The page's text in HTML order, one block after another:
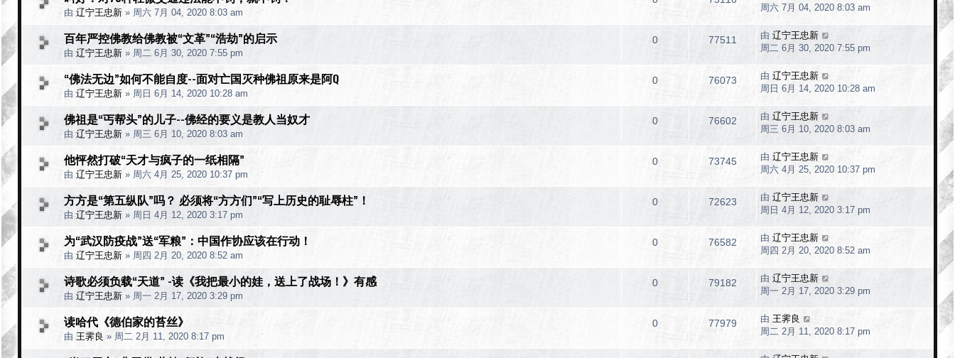
由 辽宁王忠新 » 周六 7月 04, 2020 8:03 am 周六 7月 04, 2020 8:03 am
百年严控佛教给佛教被“文革”“浩劫”的启示
由 辽宁王忠新 » 周二 6月 30, 2020 7:55 pm
0 77511 由 辽宁王忠新
周二 6月 30, 2020 7:55 pm
“佛法无边”如何不能自度--面对亡国灭种佛祖原来是阿Q
由 辽宁王忠新 » 周日 6月 14, 2020 10:28 am
0 76073 由 辽宁王忠新
周日 6月 14, 2020 10:28 am
佛祖是“丐帮头”的儿子--佛经的要义是教人当奴才
由 辽宁王忠新 » 周三 6月 10, 2020 8:03 am
0 76602 由 辽宁王忠新
周三 6月 10, 2020 8:03 am
他怦然打破“天才与疯子的一纸相隔”
由 辽宁王忠新 » 周六 4月 25, 2020 10:37 pm
0 73745 由 辽宁王忠新
周六 4月 25, 2020 10:37 pm
方方是“第五纵队”吗？ 必须将“方方们”“写上历史的耻辱柱”！
由 辽宁王忠新 » 周日 4月 12, 2020 3:17 pm
0 72623 由 辽宁王忠新
周日 4月 12, 2020 3:17 pm
为“武汉防疫战”送“军粮”：中国作协应该在行动！
由 辽宁王忠新 » 周四 2月 20, 2020 8:52 am
0 76582 由 辽宁王忠新
周四 2月 20, 2020 8:52 am
诗歌必须负载“天道” -读《我把最小的娃，送上了战场！》有感
由 辽宁王忠新 » 周一 2月 17, 2020 3:29 pm
0 79182 由 辽宁王忠新
周一 2月 17, 2020 3:29 pm
读哈代《德伯家的苔丝》
由 王霁良 » 周二 2月 11, 2020 8:17 pm
0 77979 由 王霁良
周二 2月 11, 2020 8:17 pm